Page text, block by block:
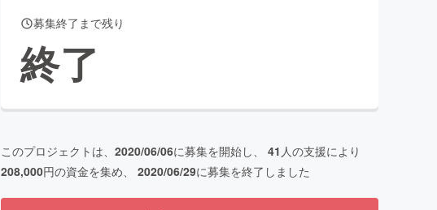
募集終了まで残り
終了
このプロジェクトは、 2020/06/06に募集を開始し、 41 人の支援により
208,000円の資金を集め、 2020/06/29に募集を終了しました